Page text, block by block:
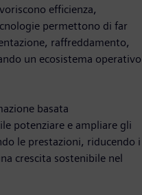
efficienza,
permettono di far
raffreddamento,
un ecosistema operativo
basata
potenziare e ampliare gli
le prestazioni, riducendo i
crescita sostenibile nel